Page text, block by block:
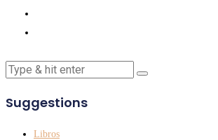
Suggestions
Libros